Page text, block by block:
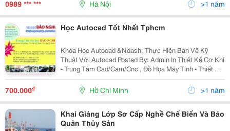
0989 *** *** Hà Nội >1 năm
Học Autocad Tốt Nhất Tphcm
Khóa Học Autocad &Ndash; Thực Hiện Bản Vẽ Kỹ
Thuật Với Autocad Posted By: Admin In Thiết Kế Cơ Khí
- Trung Tâm Cad/Cam/Cnc , Đồ Họa Máy Tính - Thiết Kế
Đồ Họa Khóa Học Autocad Khai Giảng Vào Thứ 2 Và
Thứ 3 Hàng Tuần Đối Tượng Tham Gia
700.000₫ Hồ Chí Minh >1 năm
Khai Giảng Lớp Sơ Cấp Nghề Chế Biến Và Bảo
Quản Thủy Sản